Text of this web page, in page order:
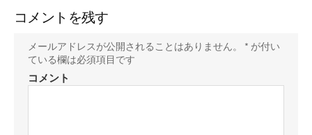
コメントを残す
メールアドレスが公開されることはありません。 * が付い
ている欄は必須項目です
コメント